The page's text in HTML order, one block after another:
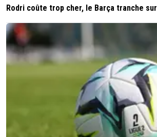
aubameyang-ici-c-est-
neymar-227503
Répondre
raymond-point 31 juillet 2025 à 22:18 + 1440
Neymar c'est du pipeau d'agents
le rendre désirable.Même pas en
Rodri coûte trop cher, le Barça tranche